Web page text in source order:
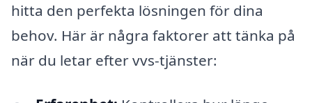
hitta den perfekta lösningen för dina
behov. Här är några faktorer att tänka på
när du letar efter vvs-tjänster: